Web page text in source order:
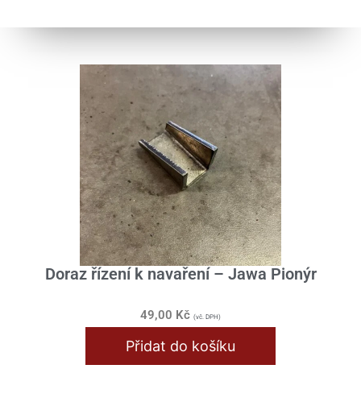
Doraz řízení k navaření – Jawa Pionýr
49,00 Kč (vč. DPH)
Přidat do košíku